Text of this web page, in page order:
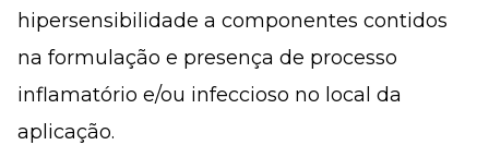
hipersensibilidade a componentes contidos
na formulação e presença de processo
inflamatório e/ou infeccioso no local da
aplicação.